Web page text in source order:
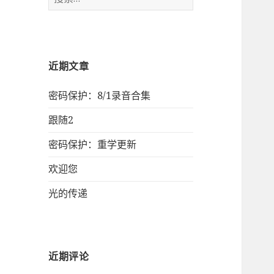
索：
近期文章
密码保护：8/1录音合集
跟随2
密码保护：重学更新
欢迎您
光的传递
近期评论